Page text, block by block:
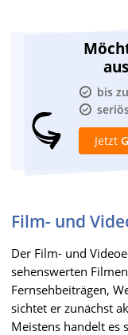
bis
Jetzt
Film- und
Der Film- und
sehenswerten
Fernsehbeiträgen,
sichtet er zunächst
Meistens handelt es